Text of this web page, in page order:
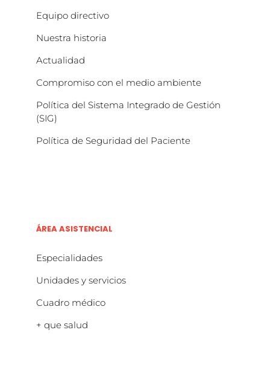
Equipo directivo
Nuestra historia
Actualidad
Compromiso con el medio ambiente
Política del Sistema Integrado de Gestión
(SIG)
Política de Seguridad del Paciente
ÁREA ASISTENCIAL
Especialidades
Unidades y servicios
Cuadro médico
+ que salud